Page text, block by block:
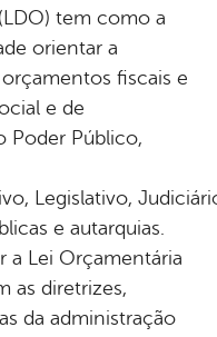
tem como a
orientar a
fiscais e
e de
Poder Público,
Legislativo,
e autarquias.
a Lei Orçamentária
as diretrizes,
da administração